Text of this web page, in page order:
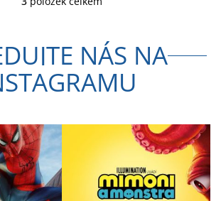
O
á
d
a
c
r
k
y
v
ý
NÁS NA